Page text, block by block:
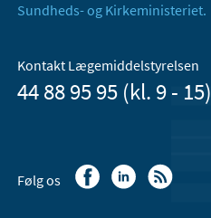
Sundheds- og Kirkeministeriet.
Kontakt Lægemiddelstyrelsen
44 88 95 95 (kl. 9 - 15)
Følg os